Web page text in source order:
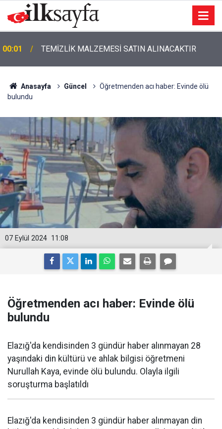
00:01 TEMİZLİK MALZEMESİ SATIN ALINACAKTIR
Anasayfa Güncel
Öğretmenden acı haber: Evinde ölü
bulundu
11:08
07 Eylül 2024
Öğretmenden acı haber: Evinde ölü
bulundu
Elazığ'da kendisinden 3 gündür haber alınmayan 28
yaşındaki din kültürü ve ahlak bilgisi öğretmeni
Nurullah Kaya, evinde ölü bulundu. Olayla ilgili
soruşturma başlatıldı
Elazığ'da kendisinden 3 gündür haber alınmayan din